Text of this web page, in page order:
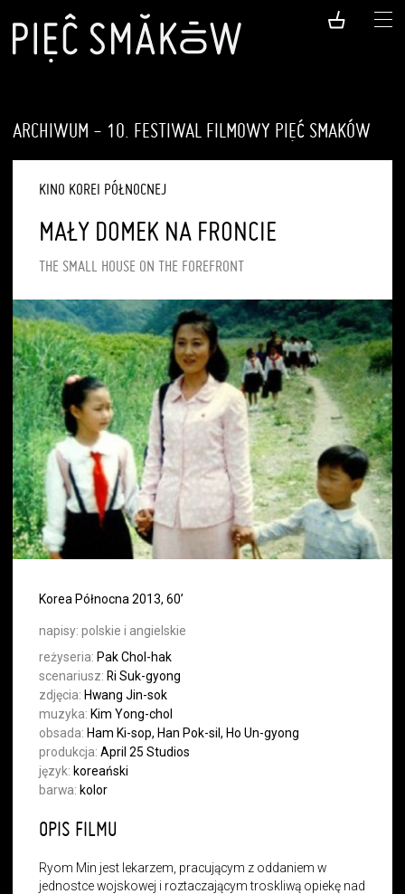
ARCHIWUM - 10. FESTIWAL FILMOWY PIĘĆ SMAKÓW
KINO KOREI PÓŁNOCNEJ
MAŁY DOMEK NA FRONCIE
THE SMALL HOUSE ON THE FOREFRONT
Korea Północna 2013, 60’
napisy: polskie i angielskie
reżyseria: Pak Chol-hak
scenariusz: Ri Suk-gyong
zdjęcia: Hwang Jin-sok
muzyka: Kim Yong-chol
obsada: Ham Ki-sop, Han Pok-sil, Ho Un-gyong
produkcja:April 25 Studios
język: koreański
barwa: kolor
OPIS FILMU
Ryom Min jest lekarzem, pracującym z oddaniem w
jednostce wojskowej i roztaczającym troskliwą opiekę nad